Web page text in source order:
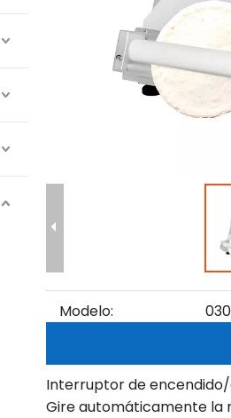
Modelo:
Interruptor de encendido/
Gire automáticamente la